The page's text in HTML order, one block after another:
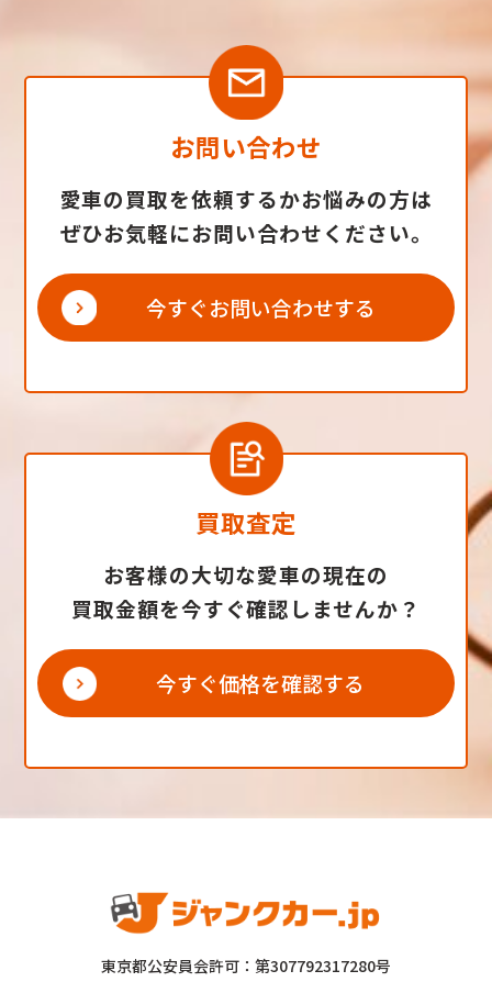
お問い合わせ
愛車の買取を依頼するかお悩みの方は
ぜひお気軽にお問い合わせください。
今すぐお問い合わせする
買取査定
お客様の大切な愛車の現在の
買取金額を今すぐ確認しませんか？
今すぐ価格を確認する
東京都公安員会許可：第307792317280号